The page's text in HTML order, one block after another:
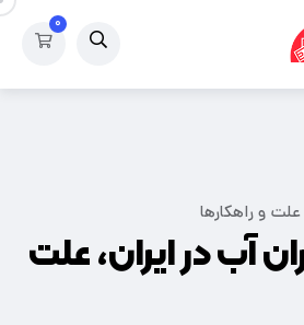
۰
علت و راهکارها
آب در ایران، علت